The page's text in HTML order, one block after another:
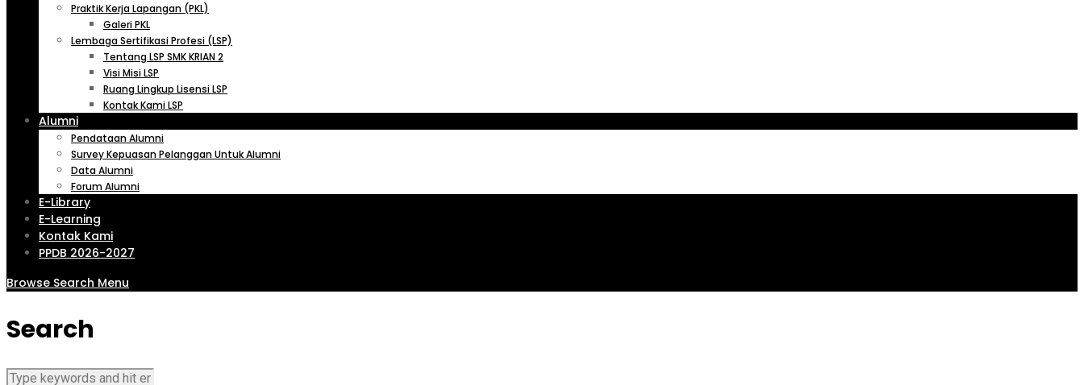
Praktik Kerja Lapangan (PKL)
Galeri PKL
Lembaga Sertifikasi Profesi (LSP)
Tentang LSP SMK KRIAN 2
Visi Misi LSP
Ruang Lingkup Lisensi LSP
Kontak Kami LSP
Alumni
Pendataan Alumni
Survey Kepuasan Pelanggan Untuk Alumni
Data Alumni
Forum Alumni
E-Library
E-Learning
Kontak Kami
PPDB 2026-2027
Browse Search Menu
Search